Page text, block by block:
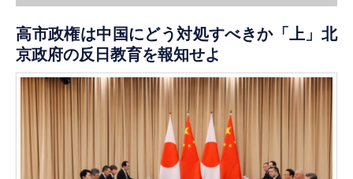
高市政権は中国にどう対処すべきか「上」北
京政府の反日教育を報知せよ